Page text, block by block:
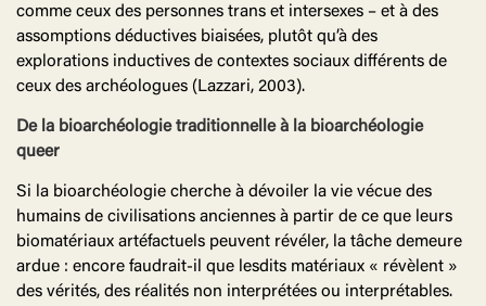
comme ceux des personnes trans et intersexes – et à des
assomptions déductives biaisées, plutôt qu’à des
explorations inductives de contextes sociaux différents de
ceux des archéologues (Lazzari, 2003).
De la bioarchéologie traditionnelle à la bioarchéologie
queer
Si la bioarchéologie cherche à dévoiler la vie vécue des
humains de civilisations anciennes à partir de ce que leurs
biomatériaux artéfactuels peuvent révéler, la tâche demeure
ardue : encore faudrait-il que lesdits matériaux « révèlent »
des vérités, des réalités non interprétées ou interprétables.